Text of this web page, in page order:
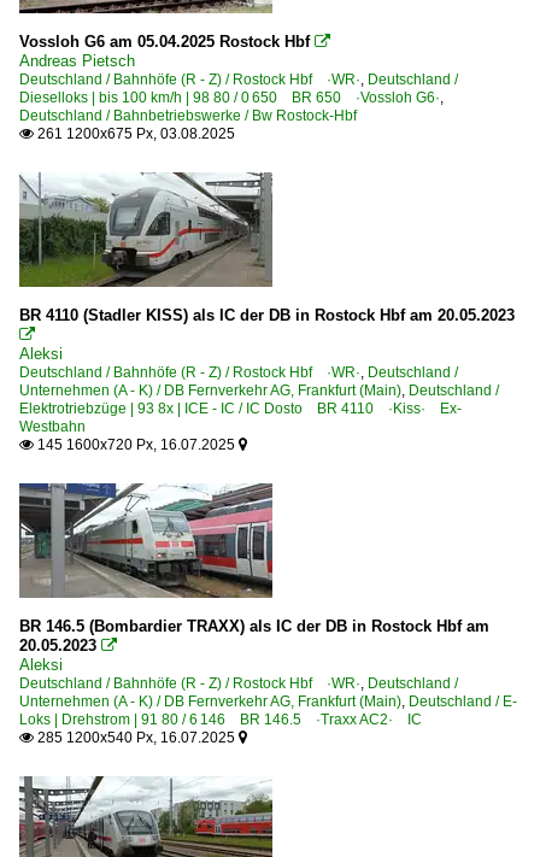
Unternehmen
Salzburger Eisenbahn Transport Logistik GmbH ·SETG·
TX Logistik Austria GmbH ·TXLA·
Schweiz
Personenwagen
~ Importierte Occasionswagen verschiedener Bauart
Güterwagen
Tschechien
Unternehmen
Financial Found a.s. ·FINF·
Vossloh G6 am 05.04.2025 Rostock Hbf 
Andreas Pietsch
Deutschland / Bahnhöfe (R - Z) / Rostock Hbf ·WR·, Deutschland /
Dieselloks | bis 100 km/h | 98 80 / 0 650 BR 650 ·Vossloh G6·,
Deutschland / Bahnbetriebswerke / Bw Rostock-Hbf
 261 1200x675 Px, 03.08.2025
BR 4110 (Stadler KISS) als IC der DB in Rostock Hbf am 20.05.2023

Aleksi
Deutschland / Bahnhöfe (R - Z) / Rostock Hbf ·WR·, Deutschland /
Unternehmen (A - K) / DB Fernverkehr AG, Frankfurt (Main), Deutschland /
Elektrotriebzüge | 93 8x | ICE - IC / IC Dosto BR 4110 ·Kiss· Ex-
Westbahn
 145 1600x720 Px, 16.07.2025 
BR 146.5 (Bombardier TRAXX) als IC der DB in Rostock Hbf am
20.05.2023 
Aleksi
Deutschland / Bahnhöfe (R - Z) / Rostock Hbf ·WR·, Deutschland /
Unternehmen (A - K) / DB Fernverkehr AG, Frankfurt (Main), Deutschland / E-
Loks | Drehstrom | 91 80 / 6 146 BR 146.5 ·Traxx AC2· IC
 285 1200x540 Px, 16.07.2025 